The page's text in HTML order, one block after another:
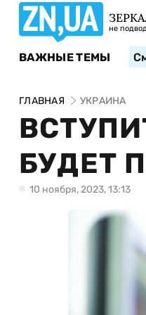
не
ВАЖНЫЕ ТЕМЫ
ГЛАВНАЯ УКРАИНА
БУДЕТ
10 ноября, 2023, 13:13